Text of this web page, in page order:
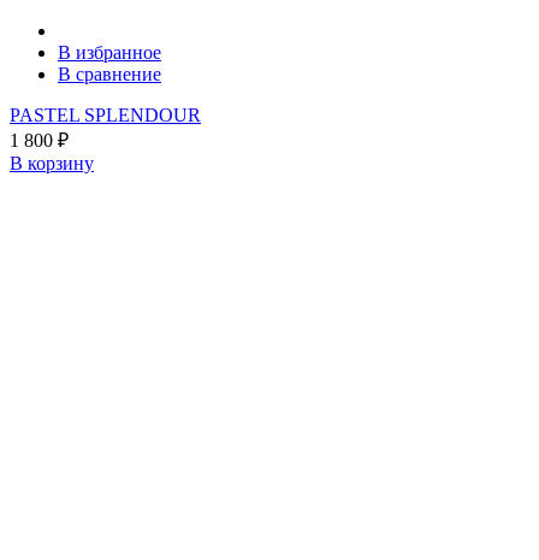
В избранное
В сравнение
PASTEL SPLENDOUR
1 800 ₽
В корзину